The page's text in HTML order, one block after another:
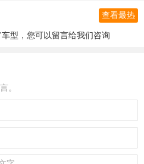
查看最热
型，您可以留言给我们咨询
。